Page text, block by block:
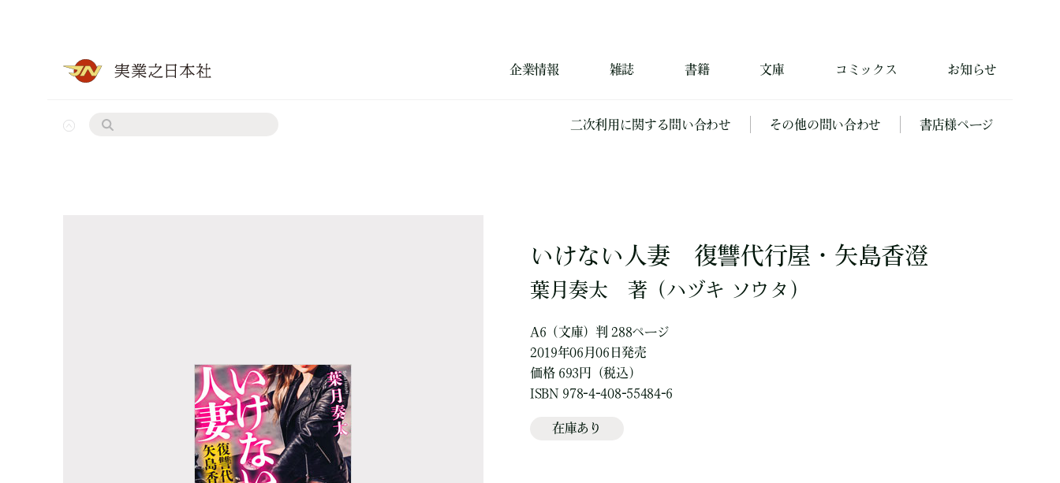
企業情報 雑誌 書籍 文庫 コミックス お知らせ
二次利用に関する問い合わせ その他の問い合わせ 書店様ページ
いけない人妻 復讐代行屋・矢島香澄
葉月奏太 著 （ハヅキ ソウタ）
A6（文庫）判 288ページ
2019年06月06日発売
価格 693円（税込）
ISBN 978-4-408-55484-6
在庫あり